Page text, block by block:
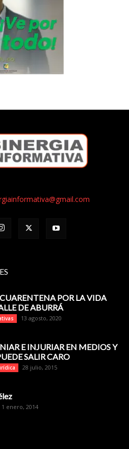
POR LA VIDA
DE ABURRÁ
13 agosto, 2020
E INJURIAR EN MEDIOS Y
SALIR CARO
28 julio, 2015
1 enero, 2014